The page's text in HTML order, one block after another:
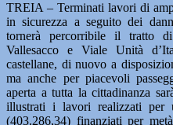
TREIA – Terminati lavori di
in sicurezza a seguito dei
tornerà percorribile il tratto
Vallesacco e Viale Unità
castellane, di nuovo a
ma anche per piacevoli
aperta a tutta la cittadinanza
illustrati i lavori realizzati per
(403.286,34) finanziati per